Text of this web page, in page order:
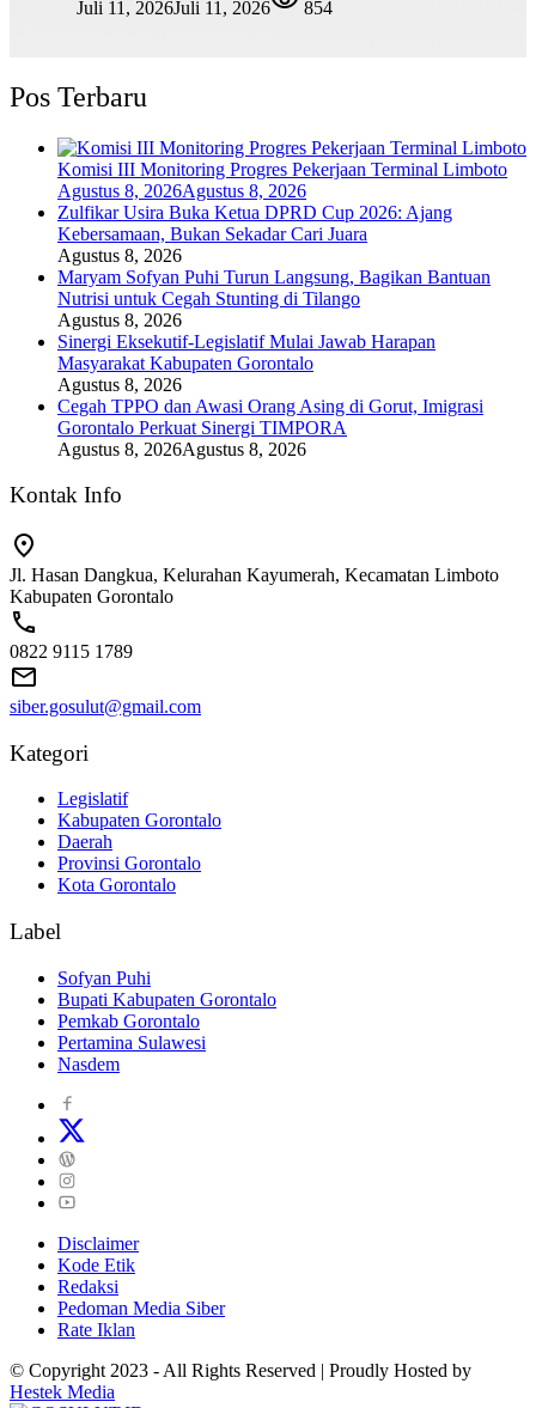
Juli 11, 2026Juli 11, 2026 854
Pos Terbaru
Komisi III Monitoring Progres Pekerjaan Terminal Limboto
Agustus 8, 2026Agustus 8, 2026
Zulfikar Usira Buka Ketua DPRD Cup 2026: Ajang
Kebersamaan, Bukan Sekadar Cari Juara
Agustus 8, 2026
Maryam Sofyan Puhi Turun Langsung, Bagikan Bantuan
Nutrisi untuk Cegah Stunting di Tilango
Agustus 8, 2026
Sinergi Eksekutif-Legislatif Mulai Jawab Harapan
Masyarakat Kabupaten Gorontalo
Agustus 8, 2026
Cegah TPPO dan Awasi Orang Asing di Gorut, Imigrasi
Gorontalo Perkuat Sinergi TIMPORA
Agustus 8, 2026Agustus 8, 2026
Kontak Info
Jl. Hasan Dangkua, Kelurahan Kayumerah, Kecamatan Limboto
Kabupaten Gorontalo
0822 9115 1789
siber.gosulut@gmail.com
Kategori
Legislatif
Kabupaten Gorontalo
Daerah
Provinsi Gorontalo
Kota Gorontalo
Label
Sofyan Puhi
Bupati Kabupaten Gorontalo
Pemkab Gorontalo
Pertamina Sulawesi
Nasdem
Disclaimer
Kode Etik
Redaksi
Pedoman Media Siber
Rate Iklan
© Copyright 2023 - All Rights Reserved | Proudly Hosted by
Hestek Media